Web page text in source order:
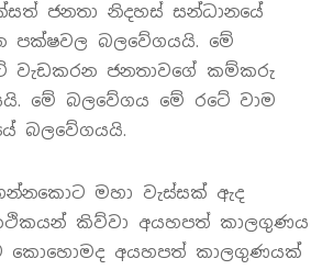
ජනතා නිදහස් සන්ධානයේ
පක්ෂවල බලවේගයයි. මේ
වැඩකරන ජනතාවගේ කම්කරු
මේ බලවේගය මේ රටේ වාම
බලවේගයයි.
මහා වැස්සක් ඇද
කිව්වා අයහපත් කාලගුණය
කොහොමද අයහපත් කාලගුණයක්